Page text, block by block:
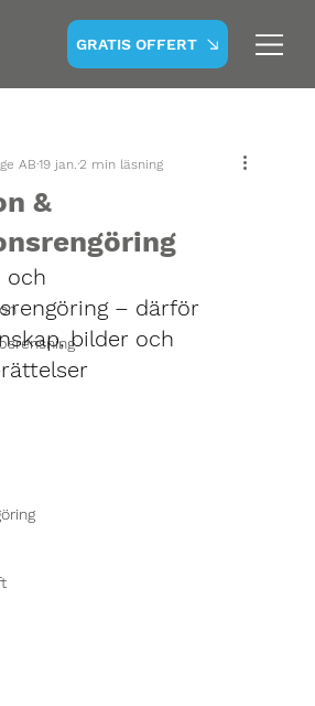
GRATIS OFFERT
&
AB19 jan.2 min läsning
och
– därför
bilder och